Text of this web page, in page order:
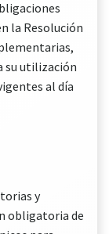
la Resolución
su utilización
al día
y
obligatoria de